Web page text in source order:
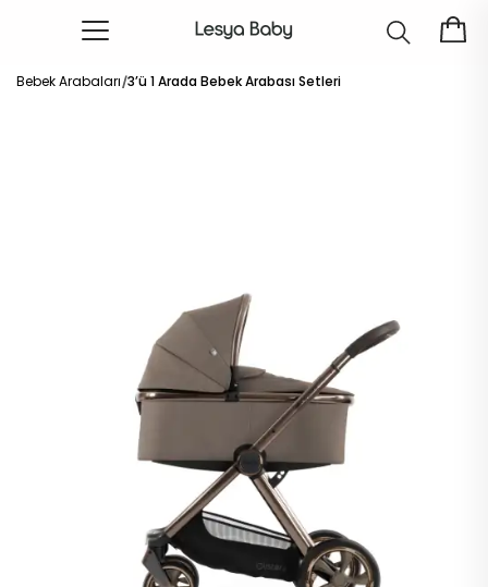
Bebek Arabaları 3’ü 1 Arada Bebek Arabası Setleri